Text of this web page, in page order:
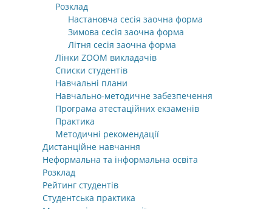
Розклад
Настановча сесія заочна форма
Зимова сесія заочна форма
Літня сесія заочна форма
Лінки ZOOM викладачів
Списки студентів
Навчальні плани
Навчально-методичне забезпечення
Програма атестаційних екзаменів
Практика
Методичні рекомендації
Дистанційне навчання
Неформальна та інформальна освіта
Розклад
Рейтинг студентів
Студентська практика